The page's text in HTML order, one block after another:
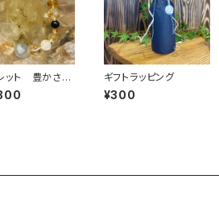
ット 豊かさの
がってアソボ
ギフトラッピング
¥300